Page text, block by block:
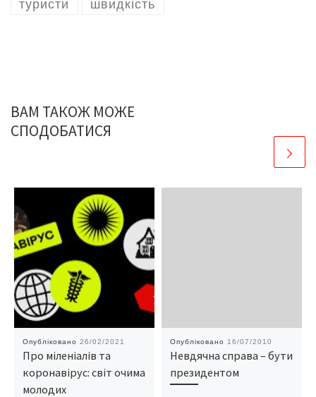
туристи швидкість
ВАМ ТАКОЖ МОЖЕ
СПОДОБАТИСЯ
Опубліковано 26/02/2021
Про міленіалів та
коронавірус: світ очима
молодих
Опубліковано 16/07/2010
Невдячна справа – бути
президентом